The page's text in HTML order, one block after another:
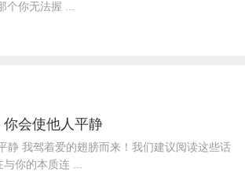
个你无法握 ...
你会使他人平静
静 我驾着爱的翅膀而来！我们建议阅读这些话
你的本质连 ...